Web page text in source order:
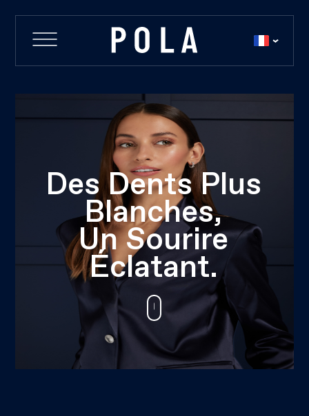
Des Dents Plus
Blanches,
Un Sourire
Éclatant.